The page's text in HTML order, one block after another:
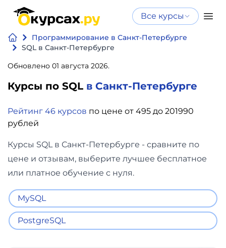
Все курсы
Программирование в Санкт-Петербурге
SQL в Санкт-Петербурге
Обновлено 01 августа 2026.
Курсы по SQL в Санкт-Петербурге
Рейтинг 46 курсов по цене от 495 до 201990
рублей
Курсы SQL в Санкт-Петербурге - сравните по
цене и отзывам, выберите лучшее бесплатное
или платное обучение с нуля.
MySQL
PostgreSQL
Нейросеть
и ИИ
Программирование
и
Дизайн
Аналитика
Видео,
фото,
Нейросеть и ИИ
интеллекту
Бесплатно